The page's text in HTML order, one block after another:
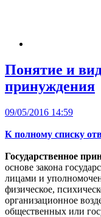
Понятие и
принуждения
09/05/2016 14:59
К полному списку
Государственное
основе закона
лицами и
физическое,
организационное
общественных или